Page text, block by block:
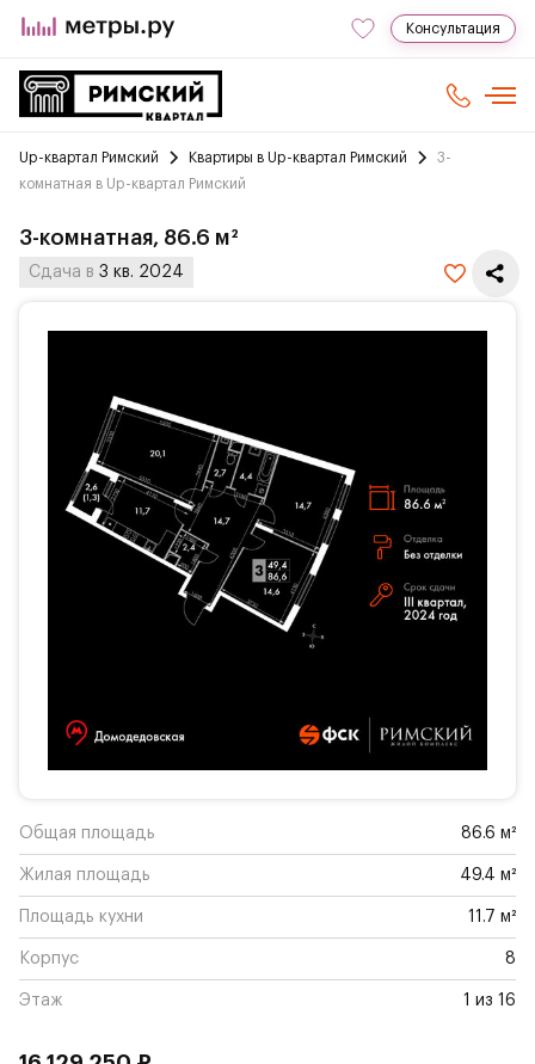
Консультация
Up-квартал Римский Квартиры в Up-квартал Римский
3-
комнатная в Up-квартал Римский
3-комнатная, 86.6 м²
Сдача в 3 кв. 2024
Общая площадь 86.6 м²
Жилая площадь 49.4 м²
Площадь кухни 11.7 м²
Корпус 8
Этаж 1 из 16